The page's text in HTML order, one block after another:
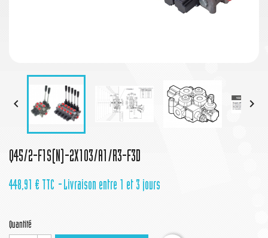
 
Q45/2-F1S(N)-2X103/A1/R3-F3D
448,91 € TTC Livraison entre 1 et 3 jours
Quantité